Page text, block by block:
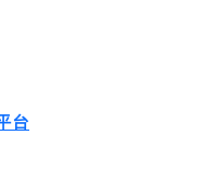
台